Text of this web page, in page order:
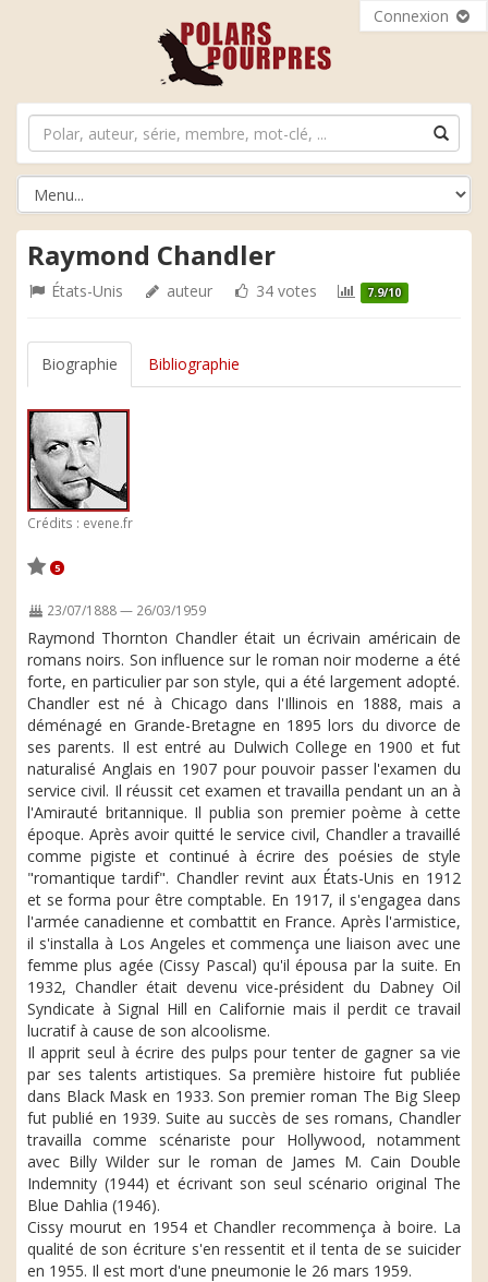
Connexion
Raymond Chandler
États-Unis auteur 34 votes 7.9/10
Biographie Bibliographie
Crédits : evene.fr
5
23/07/1888 — 26/03/1959
Raymond Thornton Chandler était un écrivain américain de
romans noirs. Son influence sur le roman noir moderne a été
forte, en particulier par son style, qui a été largement adopté.
Chandler est né à Chicago dans l'Illinois en 1888, mais a
déménagé en Grande-Bretagne en 1895 lors du divorce de
ses parents. Il est entré au Dulwich College en 1900 et fut
naturalisé Anglais en 1907 pour pouvoir passer l'examen du
service civil. Il réussit cet examen et travailla pendant un an à
l'Amirauté britannique. Il publia son premier poème à cette
époque. Après avoir quitté le service civil, Chandler a travaillé
comme pigiste et continué à écrire des poésies de style
"romantique tardif". Chandler revint aux États-Unis en 1912
et se forma pour être comptable. En 1917, il s'engagea dans
l'armée canadienne et combattit en France. Après l'armistice,
il s'installa à Los Angeles et commença une liaison avec une
femme plus agée (Cissy Pascal) qu'il épousa par la suite. En
1932, Chandler était devenu vice-président du Dabney Oil
Syndicate à Signal Hill en Californie mais il perdit ce travail
lucratif à cause de son alcoolisme.
Il apprit seul à écrire des pulps pour tenter de gagner sa vie
par ses talents artistiques. Sa première histoire fut publiée
dans Black Mask en 1933. Son premier roman The Big Sleep
fut publié en 1939. Suite au succès de ses romans, Chandler
travailla comme scénariste pour Hollywood, notamment
avec Billy Wilder sur le roman de James M. Cain Double
Indemnity (1944) et écrivant son seul scénario original The
Blue Dahlia (1946).
Cissy mourut en 1954 et Chandler recommença à boire. La
qualité de son écriture s'en ressentit et il tenta de se suicider
en 1955. Il est mort d'une pneumonie le 26 mars 1959.